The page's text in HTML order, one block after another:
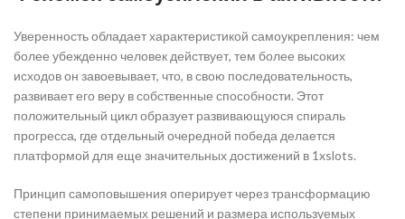
Уверенность обладает характеристикой самоукрепления: чем
более убежденно человек действует, тем более высоких
исходов он завоевывает, что, в свою последовательность,
развивает его веру в собственные способности. Этот
положительный цикл образует развивающуюся спираль
прогресса, где отдельный очередной победа делается
платформой для еще значительных достижений в 1xslots.
Принцип самоповышения оперирует через трансформацию
степени принимаемых решений и размера используемых